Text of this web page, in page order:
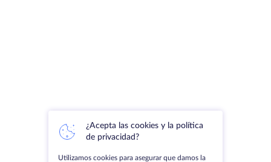
¿Acepta las cookies y la política
de privacidad?
Utilizamos cookies para asegurar que damos la